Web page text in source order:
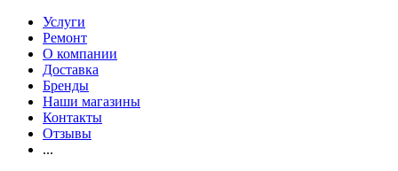
Услуги
Ремонт
О компании
Доставка
Бренды
Наши магазины
Контакты
Отзывы
...